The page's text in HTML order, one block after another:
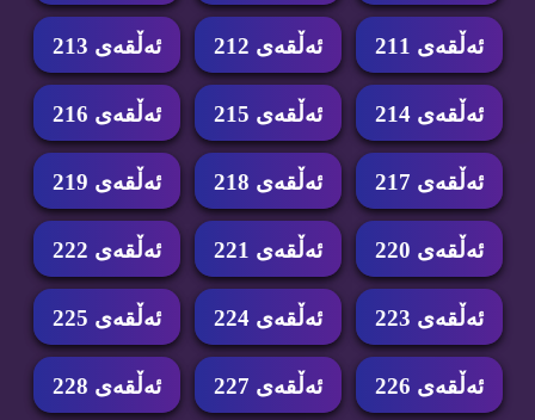
ئه‌ڵقه‌ی 211 ئه‌ڵقه‌ی 212 ئه‌ڵقه‌ی 213
ئه‌ڵقه‌ی 214 ئه‌ڵقه‌ی 215 ئه‌ڵقه‌ی 216
ئه‌ڵقه‌ی 217 ئه‌ڵقه‌ی 218 ئه‌ڵقه‌ی 219
ئه‌ڵقه‌ی 220 ئه‌ڵقه‌ی 221 ئه‌ڵقه‌ی 222
ئه‌ڵقه‌ی 223 ئه‌ڵقه‌ی 224 ئه‌ڵقه‌ی 225
ئه‌ڵقه‌ی 226 ئه‌ڵقه‌ی 227 ئه‌ڵقه‌ی 228